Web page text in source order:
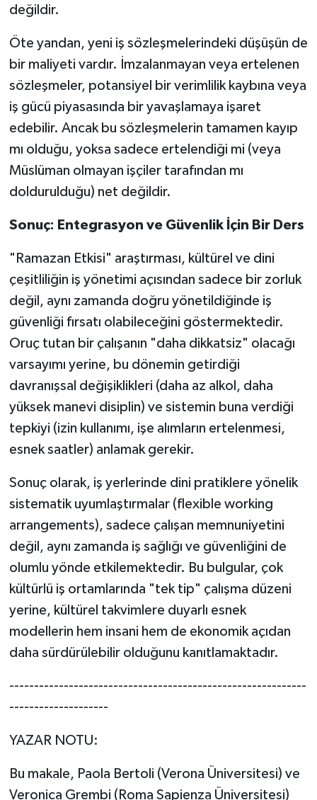
değildir.
Öte yandan, yeni iş sözleşmelerindeki düşüşün de
bir maliyeti vardır. İmzalanmayan veya ertelenen
sözleşmeler, potansiyel bir verimlilik kaybına veya
iş gücü piyasasında bir yavaşlamaya işaret
edebilir. Ancak bu sözleşmelerin tamamen kayıp
mı olduğu, yoksa sadece ertelendiği mi (veya
Müslüman olmayan işçiler tarafından mı
doldurulduğu) net değildir.
Sonuç: Entegrasyon ve Güvenlik İçin Bir Ders
"Ramazan Etkisi" araştırması, kültürel ve dini
çeşitliliğin iş yönetimi açısından sadece bir zorluk
değil, aynı zamanda doğru yönetildiğinde iş
güvenliği fırsatı olabileceğini göstermektedir.
Oruç tutan bir çalışanın "daha dikkatsiz" olacağı
varsayımı yerine, bu dönemin getirdiği
davranışsal değişiklikleri (daha az alkol, daha
yüksek manevi disiplin) ve sistemin buna verdiği
tepkiyi (izin kullanımı, işe alımların ertelenmesi,
esnek saatler) anlamak gerekir.
Sonuç olarak, iş yerlerinde dini pratiklere yönelik
sistematik uyumlaştırmalar (flexible working
arrangements), sadece çalışan memnuniyetini
değil, aynı zamanda iş sağlığı ve güvenliğini de
olumlu yönde etkilemektedir. Bu bulgular, çok
kültürlü iş ortamlarında "tek tip" çalışma düzeni
yerine, kültürel takvimlere duyarlı esnek
modellerin hem insani hem de ekonomik açıdan
daha sürdürülebilir olduğunu kanıtlamaktadır.
------------------------------------------------------------
--------------------
YAZAR NOTU:
Bu makale, Paola Bertoli (Verona Üniversitesi) ve
Veronica Grembi (Roma Sapienza Üniversitesi)